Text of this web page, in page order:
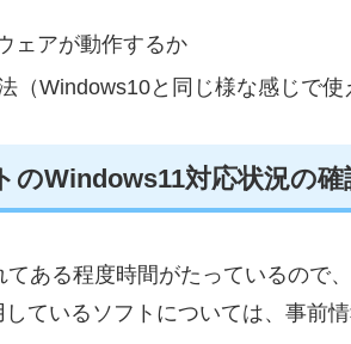
ェアが動作するか
（Windows10と同じ様な感じで使
のWindows11対応状況の確
ある程度時間がたっているので
ているソフトについては、事前情